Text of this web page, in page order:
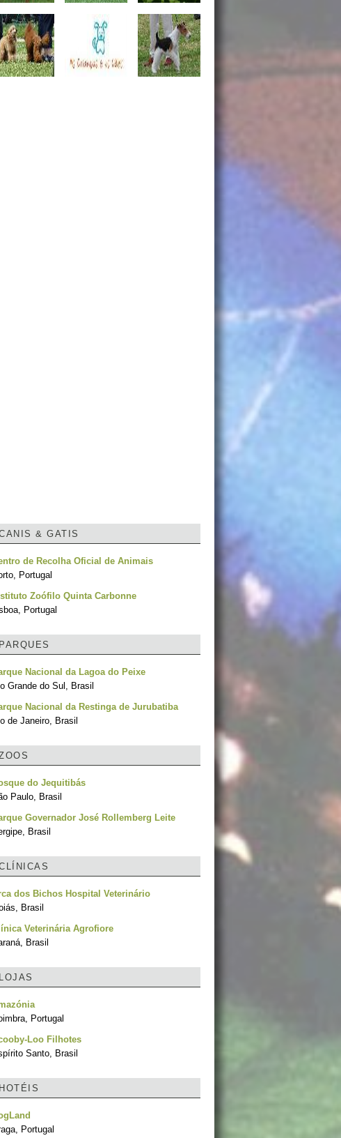
& GATIS
de Recolha Oficial de Animais
Portugal
Zoófilo Quinta Carbonne
Portugal
PARQUES
Nacional da Lagoa do Peixe
Grande do Sul, Brasil
Nacional da Restinga de Jurubatiba
de Janeiro, Brasil
do Jequitibás
Paulo, Brasil
Governador José Rollemberg Leite
Brasil
dos Bichos Hospital Veterinário
Brasil
Veterinária Agrofiore
Brasil
LOJAS
Portugal
Loo Filhotes
Santo, Brasil
HOTÉIS
Portugal